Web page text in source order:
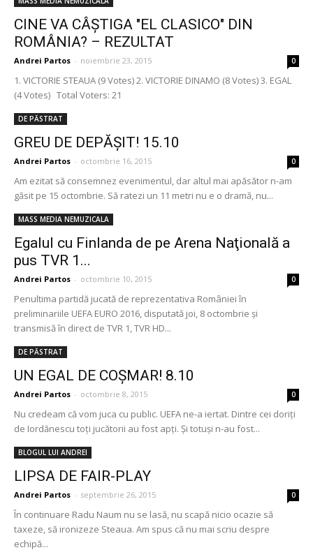
CINE VA CÂŞTIGA "EL CLASICO" DIN
ROMÂNIA? – REZULTAT
Andrei Partos - noiembrie 23, 2015 0
1. VICTORIE STEAUA (9 Votes) 2. VICTORIE DINAMO (8 Votes) 3. EGAL
(4 Votes) Total Voters: 21
DE PĂSTRAT
GREU DE DEPĂŞIT! 15.10
Andrei Partos - octombrie 16, 2015 0
Am ezitat să consemnez evenimentul, dar altul mai apăsător n-am
găsit pe 15 octombrie. Să ratezi un 11 metri nu e o dramă, nu...
MASS MEDIA NEMUZICALA
Egalul cu Finlanda de pe Arena Naţională a
pus TVR 1...
Andrei Partos - octombrie 10, 2015 0
Penultima partidă jucată de reprezentativa României în
preliminariile UEFA EURO 2016, disputată joi, 8 octombrie şi
transmisă în direct de TVR 1, TVR HD...
DE PĂSTRAT
UN EGAL DE COŞMAR! 8.10
Andrei Partos - octombrie 8, 2015 0
Nu credeam că vom juca cu public. UEFA ne-a iertat. Dintre cei doriţi
de Iordănescu toţi jucătorii au fost apţi. Şi totuşi n-au fost...
BLOGUL LUI ANDREI
LIPSA DE FAIR-PLAY
Andrei Partos - septembrie 26, 2015 0
În continuare Radu Naum nu se lasă, nu scapă nicio ocazie să
taxeze, să ironizeze Steaua. Am spus că nu mai scriu despre
echipă...